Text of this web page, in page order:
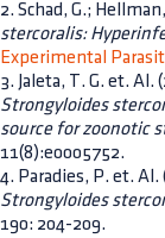
2. Schad, G.;
stercoralis:
Experimental
3. Jaleta, T. G. et. Al.
Strongyloides
source for zoonotic
11(8):e0005752.
4. Paradies, P. et. Al.
Strongyloides
190: 204-209.